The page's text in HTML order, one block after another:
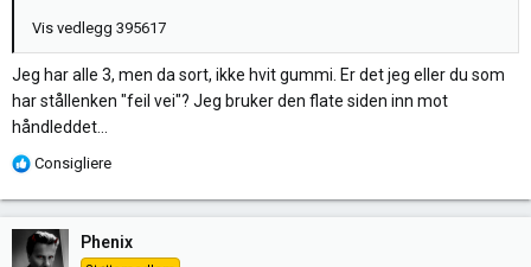
Vis vedlegg 395617
Jeg har alle 3, men da sort, ikke hvit gummi. Er det jeg eller du som
har stållenken "feil vei"? Jeg bruker den flate siden inn mot
håndleddet...
R
k
s
Consigliere
Phenix